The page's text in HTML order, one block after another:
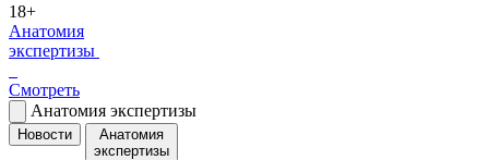
18+
Анатомия
экспертизы
Смотреть
Анатомия экспертизы
Новости
Анатомия
экспертизы